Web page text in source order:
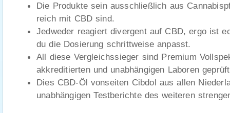
Die Produkte sein ausschließlich aus
reich mit CBD sind.
Jedweder reagiert divergent auf CBD, ergo ist
du die Dosierung schrittweise anpasst.
All diese Vergleichssieger sind Premium
akkreditierten und unabhängigen Laboren
Dies CBD-Öl vonseiten Cibdol aus allen
unabhängigen Testberichte des weiteren